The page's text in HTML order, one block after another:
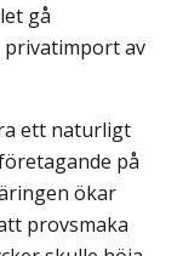
gå
av
ett naturligt
på
ökar
provsmaka